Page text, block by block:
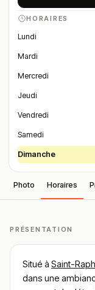
HORAIRES
Lundi
Mardi
Mercredi
Jeudi
Vendredi
Samedi
Dimanche
Photo Horaires
PRÉSENTATION
Situé à Saint-
dans une